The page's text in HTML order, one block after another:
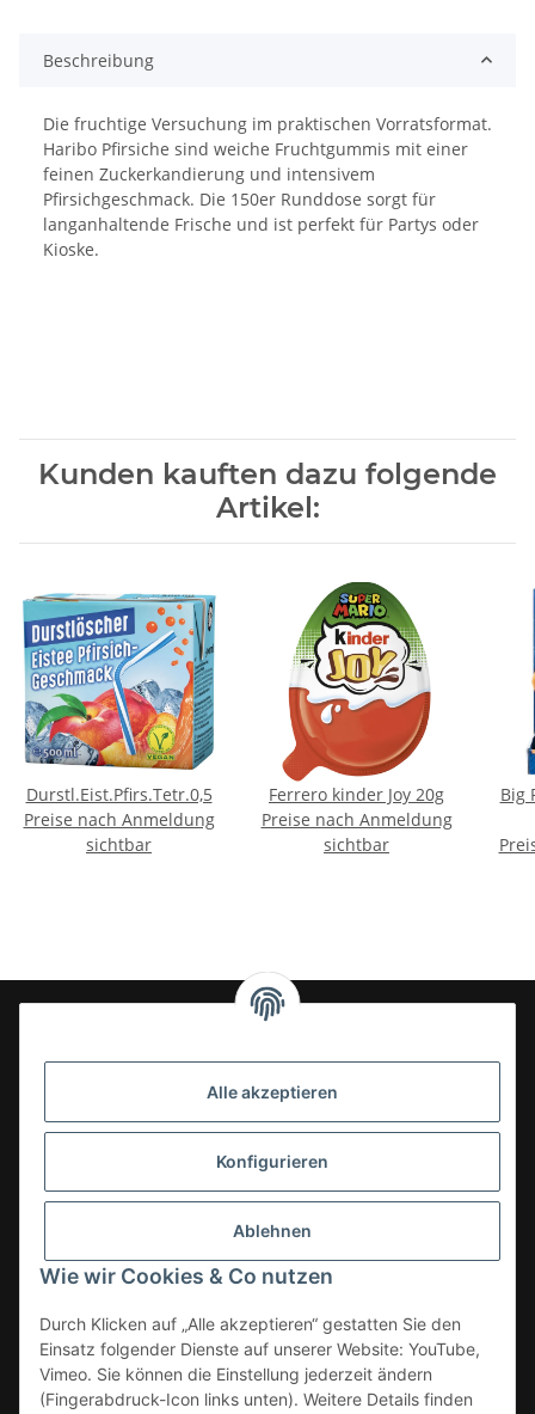
Alle akzeptieren
Konfigurieren
Ablehnen
Wie wir Cookies & Co nutzen
Durch Klicken auf „Alle akzeptieren“ gestatten Sie den
Einsatz folgender Dienste auf unserer Website: YouTube,
Vimeo. Sie können die Einstellung jederzeit ändern
(Fingerabdruck-Icon links unten). Weitere Details finden
Beschreibung
Die fruchtige Versuchung im praktischen Vorratsformat.
Haribo Pfirsiche sind weiche Fruchtgummis mit einer
feinen Zuckerkandierung und intensivem
Pfirsichgeschmack. Die 150er Runddose sorgt für
langanhaltende Frische und ist perfekt für Partys oder
Kioske.
Kunden kauften dazu folgende
Artikel:
Durstl.Eist.Pfirs.Tetr.0,5
Preise nach Anmeldung
sichtbar
Ferrero kinder Joy 20g
Preise nach Anmeldung
sichtbar
Big
24-7en Kioskbedarf GmbH
- Sezer Kahveci & Cengiz Inci
33142 Büren, Deutschland
Kategorien
Informationen